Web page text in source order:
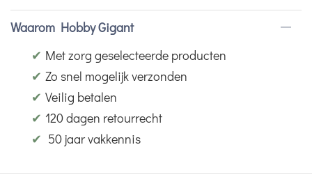
Waarom Hobby Gigant
✔ Met zorg geselecteerde producten
✔ Zo snel mogelijk verzonden
✔ Veilig betalen
✔ 120 dagen retourrecht
✔ 50 jaar vakkennis